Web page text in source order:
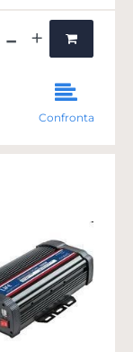
Confronta